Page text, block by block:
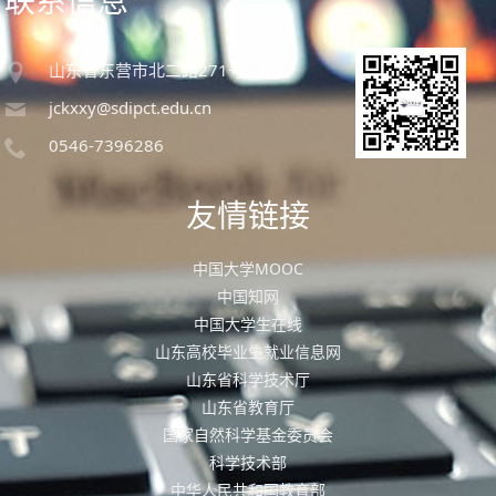
友情链接
中华人民共和国教育部
科学技术部
国家自然科学基金委员会
山东省教育厅
山东省科学技术厅
山东高校毕业生就业信息网
中国大学生在线
中国知网
中国大学MOOC
山东省东营市北二路271号
jckxxy@sdipct.edu.cn
0546-7396286